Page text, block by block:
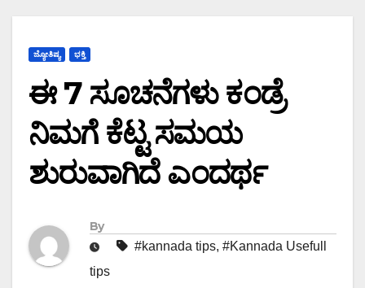
ಜ್ಯೋತಿಷ್ಯ ಭಕ್ತಿ
ಈ 7 ಸೂಚನೆಗಳು ಕಂಡ್ರೆ
ನಿಮಗೆ ಕೆಟ್ಟ ಸಮಯ
ಶುರುವಾಗಿದೆ ಎಂದರ್ಥ
By
#kannada tips, #Kannada Usefull
tips